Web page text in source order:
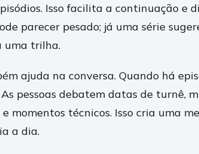
Isso facilita a continuação e
parecer pesado; já uma série
uma trilha.
ajuda na conversa. Quando há
pessoas debatem datas de turnê,
momentos técnicos. Isso cria uma
a dia.